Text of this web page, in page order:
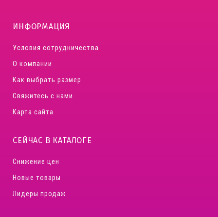
ИНФОРМАЦИЯ
Условия сотрудничества
О компании
Как выбрать размер
Свяжитесь с нами
Карта сайта
СЕЙЧАС В КАТАЛОГЕ
Снижение цен
Новые товары
Лидеры продаж